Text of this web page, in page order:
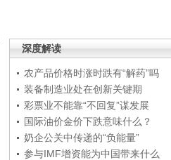
深度解读
农产品价格时涨时跌有“解药”吗
装备制造业处在创新关键期
彩票业不能靠“不回复”谋发展
国际油价金价下跌意味什么？
奶企公关中传递的“负能量”
参与IMF增资能为中国带来什么